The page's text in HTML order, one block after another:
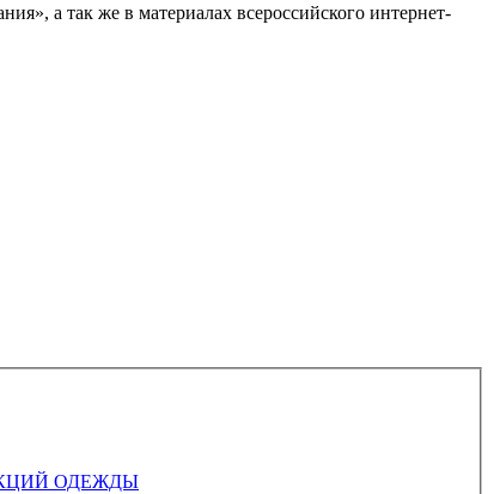
а так же в материалах всероссийского интернет-
ТВОРЧЕСКИХ КОЛЛЕКЦИЙ ОДЕЖДЫ